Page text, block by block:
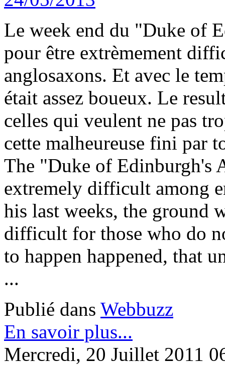
Le week end du "Duke of
pour être extrèmement
anglosaxons. Et avec le
était assez boueux. Le
celles qui veulent ne pas
cette malheureuse fini par
The "Duke of Edinburgh's
extremely difficult among
his last weeks, the ground
difficult for those who do
to happen happened, that
...
Publié dans Webbuzz
En savoir plus...
Mercredi, 20 Juillet 2011